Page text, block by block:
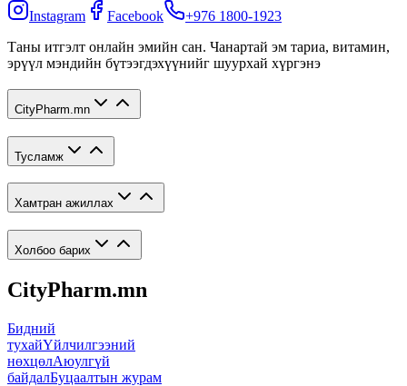
Instagram Facebook
+976 1800-1923
Таны итгэлт онлайн эмийн сан. Чанартай эм тариа, витамин,
эрүүл мэндийн бүтээгдэхүүнийг шуурхай хүргэнэ
CityPharm.mn
Тусламж
Хамтран ажиллах
Холбоо барих
CityPharm.mn
Бидний
тухайҮйлчилгээний
нөхцөлАюулгүй
байдалБуцаалтын журам